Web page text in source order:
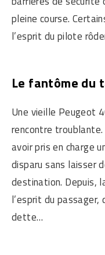
pleine course.
l’esprit du pilote
Le fantôme du
Une vieille Peugeot
rencontre
avoir pris en charge
disparu sans laisser
destination. Depuis,
l’esprit du
dette…